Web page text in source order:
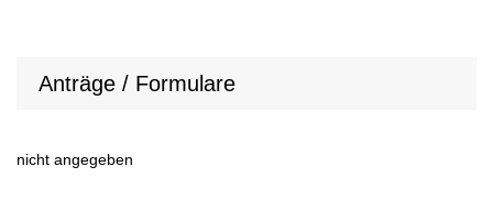
Anträge / Formulare
nicht angegeben